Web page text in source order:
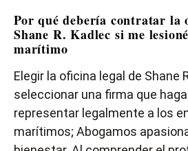
Por qué debería contratar la
Shane R. Kadlec si me
marítimo
Elegir la oficina legal de Shane
seleccionar una firma que
representar legalmente a los
marítimos; Abogamos